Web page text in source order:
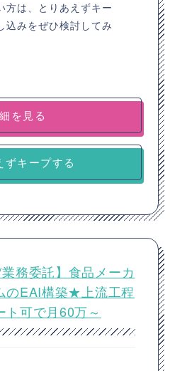
方は、とりあえずキー
込みをぜひ検討してみ
を見る
ずキープする
務委託】食品メーカ
のEAI構築★上流工程
可で月60万～